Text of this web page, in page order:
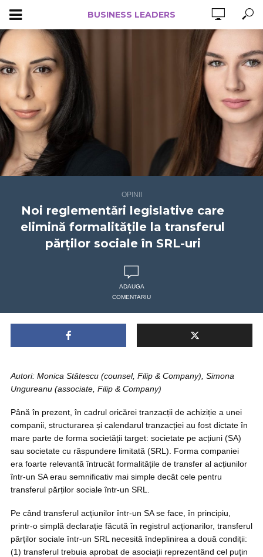
BUSINESS LEADERS
OPINII
Noi reglementări legislative care
elimină formalitățile la transferul
părților sociale în SRL-uri
ADAUGA
COMENTARIU
Autori: Monica Stătescu (counsel, Filip & Company), Simona
Ungureanu (associate, Filip & Company)
Până în prezent, în cadrul oricărei tranzacții de achiziție a unei
companii, structurarea și calendarul tranzacției au fost dictate în
mare parte de forma societății target: societate pe acțiuni (SA)
sau societate cu răspundere limitată (SRL). Forma companiei
era foarte relevantă întrucât formalitățile de transfer al acțiunilor
într-un SA erau semnificativ mai simple decât cele pentru
transferul părților sociale într-un SRL.
Pe când transferul acțiunilor într-un SA se face, în principiu,
printr-o simplă declarație făcută în registrul acționarilor, transferul
părților sociale într-un SRL necesită îndeplinirea a două condiții:
(1) transferul trebuia aprobat de asociații reprezentând cel puțin